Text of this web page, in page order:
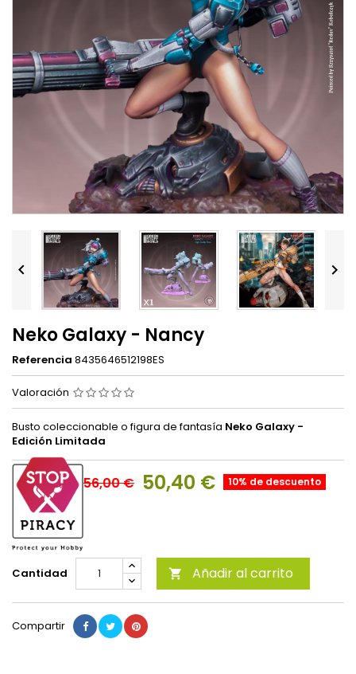
 
Neko Galaxy - Nancy
Referencia 8435646512198ES
Valoración
Busto coleccionable o figura de fantasía Neko Galaxy -
Edición Limitada
56,00 € 50,40 € 10% de descuento
Cantidad  Añadir al carrito
Compartir